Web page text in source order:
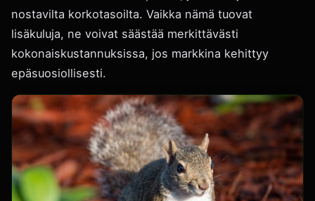
nostavilta korkotasoilta. Vaikka nämä tuovat
lisäkuluja, ne voivat säästää merkittävästi
kokonaiskustannuksissa, jos markkina kehittyy
epäsuosiollisesti.